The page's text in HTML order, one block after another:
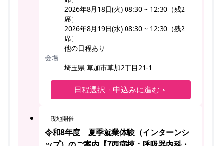
2026年8月18日(火) 08:30 ~ 12:30（残2
席）
2026年8月19日(水) 08:30 ~ 12:30（残2
席）
他の日程あり
会場
埼玉県 草加市草加2丁目21-1
日程選択・申込みに進む
現地開催
令和8年度 夏季就業体験（インターンシ